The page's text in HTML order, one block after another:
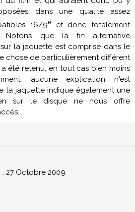
dans une qualité assez
16/9e et donc totalement
Notons que la fin alternative
la jaquette est comprise dans le
chose de particulièrement différent
été retenu, en tout cas bien moins
aucune explication n'est
la jaquette indique également une
sur le disque ne nous offre
: 27 Octobre 2009